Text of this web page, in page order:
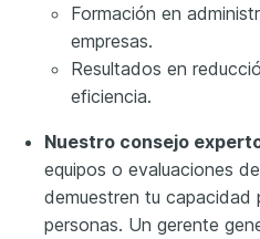
Formación en
empresas.
Resultados en
eficiencia.
Nuestro consejo
equipos o evaluaciones
demuestren tu capacidad
personas. Un gerente